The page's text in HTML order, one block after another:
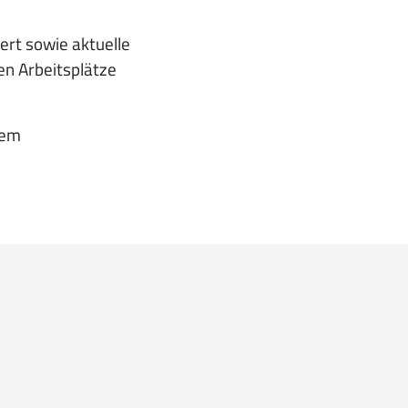
sowie aktuelle
Arbeitsplätze